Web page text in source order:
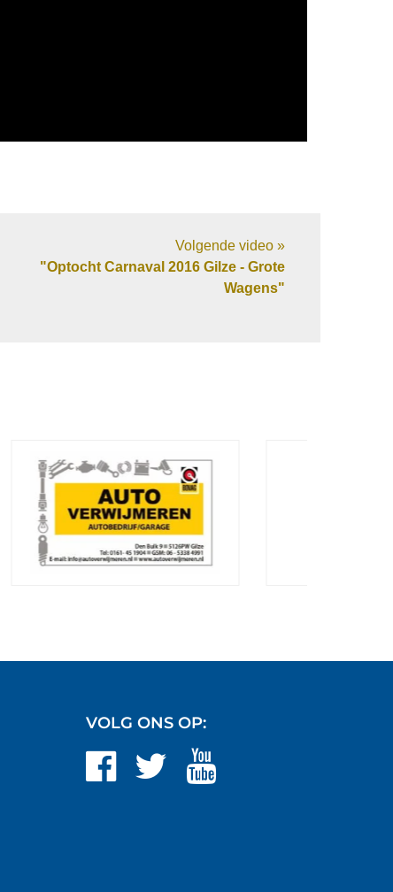
Volgende video »
"Optocht Carnaval 2016 Gilze - Grote
Wagens"
VOLG ONS OP: